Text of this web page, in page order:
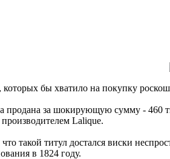
бы хватило на покупку
продана за шокирующую сумму - 460
Lalique.
такой титул достался виски
в 1824 году.